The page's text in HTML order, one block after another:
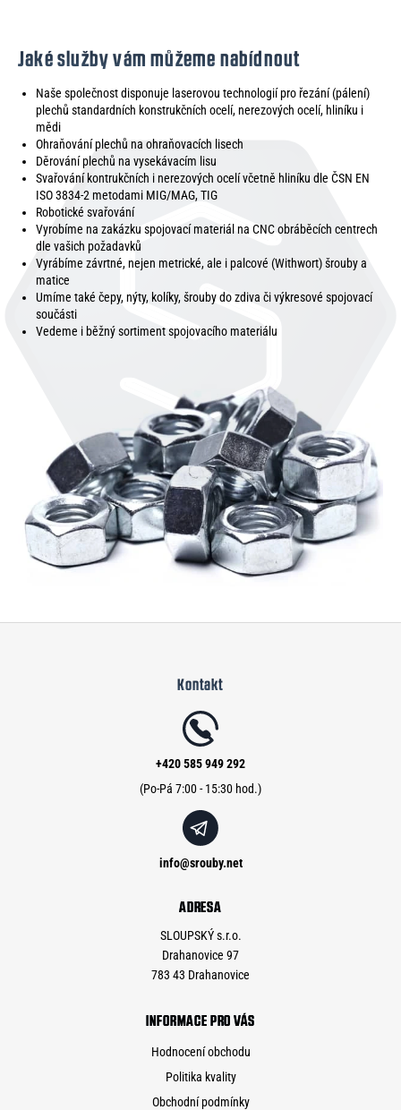
Jaké služby vám můžeme nabídnout
Naše společnost disponuje laserovou technologií pro řezání (pálení)
plechů standardních konstrukčních ocelí, nerezových ocelí, hliníku i
mědi
Ohraňování plechů na ohraňovacích lisech
Děrování plechů na vysekávacím lisu
Svařování kontrukčních i nerezových ocelí včetně hliníku dle ČSN EN
ISO 3834-2 metodami MIG/MAG, TIG
Robotické svařování
Vyrobíme na zakázku spojovací materiál na CNC obráběcích centrech
dle vašich požadavků
Vyrábíme závrtné, nejen metrické, ale i palcové (Withwort) šrouby a
matice
Umíme také čepy, nýty, kolíky, šrouby do zdiva či výkresové spojovací
součásti
Vedeme i běžný sortiment spojovacího materiálu
Kontakt
info@srouby.net
+420 585 949 292
ADRESA
SLOUPSKÝ s.r.o.
Drahanovice 97
783 43 Drahanovice
INFORMACE PRO VÁS
Hodnocení obchodu
Politika kvality
Obchodní podmínky